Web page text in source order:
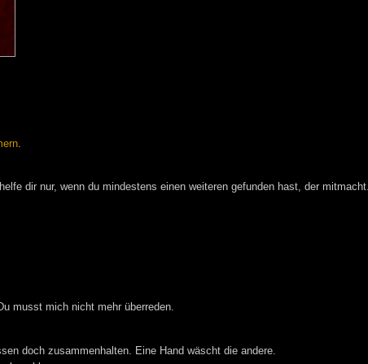
dir nur, wenn du mindestens einen weiteren gefunden hast, der
musst mich nicht mehr überreden.
doch zusammenhalten. Eine Hand wäscht die andere.